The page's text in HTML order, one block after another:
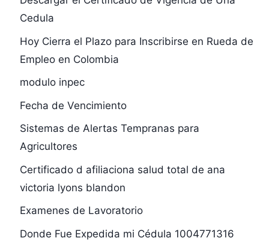
Cedula
Hoy Cierra el Plazo para Inscribirse en Rueda de
Empleo en Colombia
modulo inpec
Fecha de Vencimiento
Sistemas de Alertas Tempranas para
Agricultores
Certificado d afiliaciona salud total de ana
victoria lyons blandon
Examenes de Lavoratorio
Donde Fue Expedida mi Cédula 1004771316